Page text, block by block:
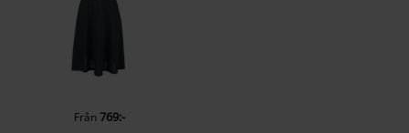
Skicka kommentar
Från769:-